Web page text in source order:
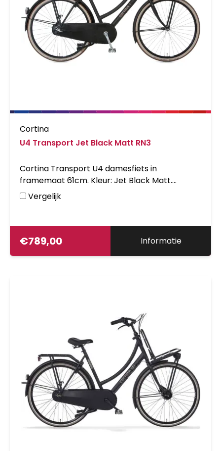
Cortina
U4 Transport Jet Black Matt RN3
Cortina Transport U4 damesfiets in
framemaat 61cm. Kleur: Jet Black Matt.
Uitgerust met achter een Shimano Nexus 3-
traps versnellingsnaaf met terugtraprem en
aluminium frame, stuurslot, voordrager.
Vergelijk
€789,00 Informatie